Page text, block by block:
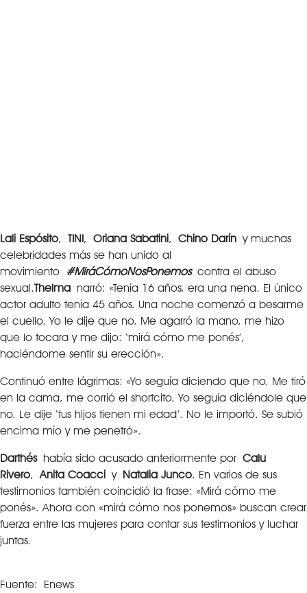
Lali Espósito, TINI, Oriana Sabatini, Chino Darín y muchas
celebridades más se han unido al
movimiento #MiráCómoNosPonemos contra el abuso
sexual.Thelma narró: «Tenía 16 años, era una nena. El único
actor adulto tenía 45 años. Una noche comenzó a besarme
el cuello. Yo le dije que no. Me agarró la mano, me hizo
que lo tocara y me dijo: ‘mirá cómo me ponés’,
haciéndome sentir su erección».
Continuó entre lágrimas: «Yo seguía diciendo que no. Me tiró
en la cama, me corrió el shortcito. Yo seguía diciéndole que
no. Le dije ‘tus hijos tienen mi edad’. No le importó. Se subió
encima mío y me penetró».
Darthéshabía sido acusado anteriormente por Calu
Rivero, Anita Coacci y Natalia Junco. En varios de sus
testimonios también coincidió la frase: «Mirá cómo me
ponés». Ahora con «mirá cómo nos ponemos» buscan crear
fuerza entre las mujeres para contar sus testimonios y luchar
juntas.
Fuente: Enews